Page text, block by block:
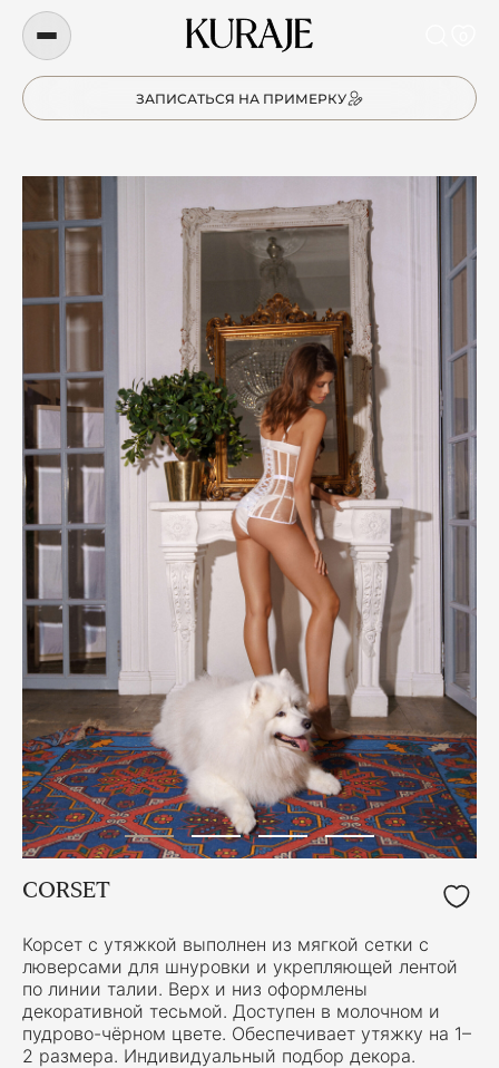
ЗАПИСАТЬСЯ НА ПРИМЕРКУ
CORSET
Корсет с утяжкой выполнен из мягкой сетки с
люверсами для шнуровки и укрепляющей лентой
по линии талии. Верх и низ оформлены
декоративной тесьмой. Доступен в молочном и
пудрово-чёрном цвете. Обеспечивает утяжку на 1–
2 размера. Индивидуальный подбор декора.